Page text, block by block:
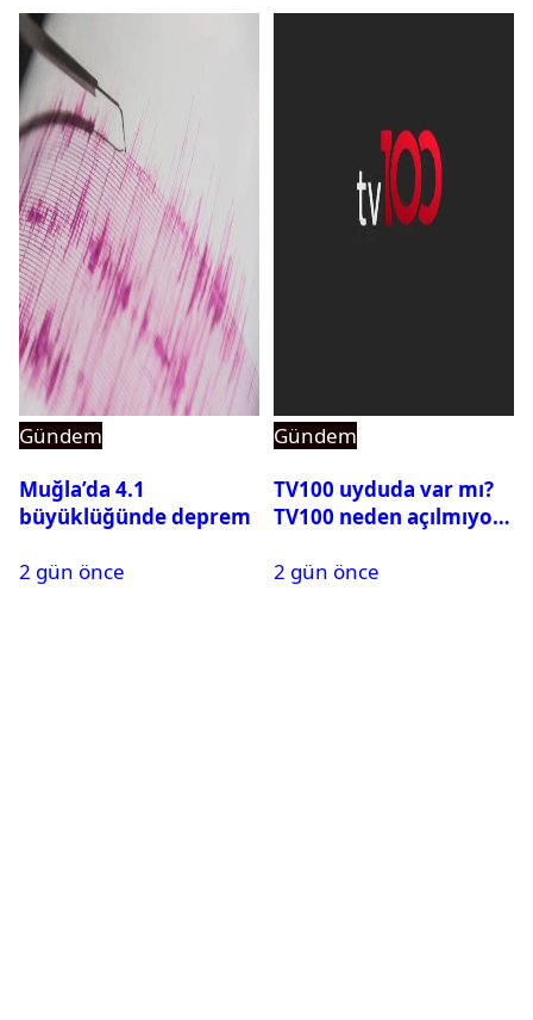
Gündem
Muğla’da 4.1
büyüklüğünde deprem
2 gün önce
Gündem
TV100 uyduda var mı?
TV100 neden açılmıyor?
2 gün önce